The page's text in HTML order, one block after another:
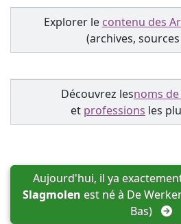
Explorer le contenu des
(archives,
Découvrez lesnoms
et professions les
Aujourd'hui, il ya
Slagmolen est né à De
Bas)